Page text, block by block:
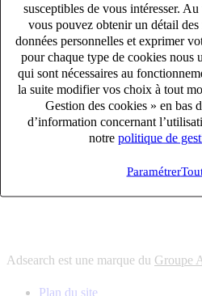
susceptibles de vous intéresser. Au
vous pouvez obtenir un détail
données personnelles et exprimer
pour chaque type de cookies nous
qui sont nécessaires au
la suite modifier vos choix à tout
Gestion des cookies » en bas
d’information concernant
notre politique de
Paramétrer
connaître votre secteur et ses
12 bureaux en France
proximité avec nos clients et
6 solutions
s'adapter à vos besoin en
10 univers
connaître votre secteur et ses
proximité avec nos clients et
Adsearch est une marque du Groupe
Plan du site